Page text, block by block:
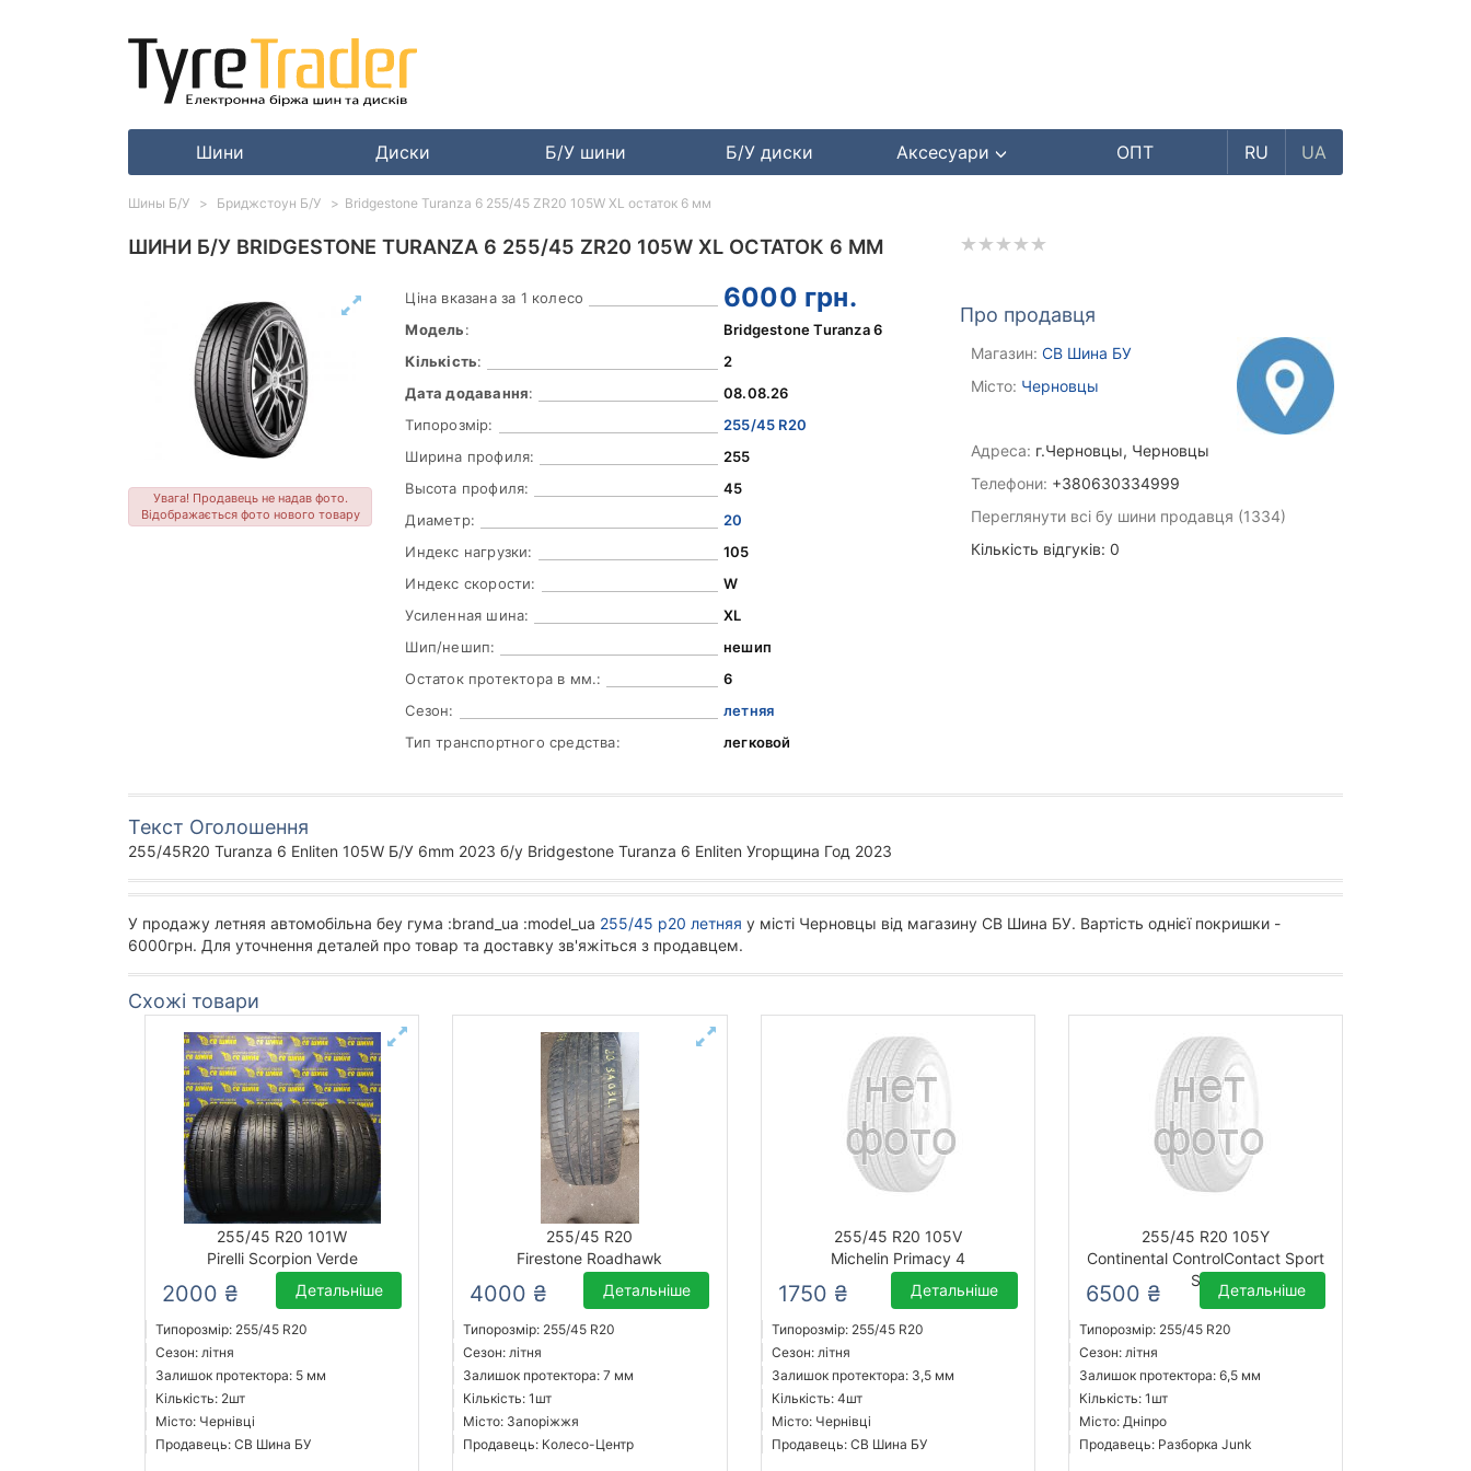
Шини Диски Б/У шини Б/У диски Аксесуари ОПТ RU UA
ШИНИ Б/У BRIDGESTONE TURANZA 6 255/45 ZR20 105W XL ОСТАТОК 6 ММ
Увага! Продавець не надав фото.
Відображається фото нового товару
Ціна вказана за 1 колесо 6000 грн.
Модель:
Bridgestone Turanza 6
Кількість:
2
Дата додавання:
08.08.26
Типорозмір:
255/45 R20
Ширина профиля:
255
Высота профиля:
45
Диаметр:
20
Индекс нагрузки:
105
Индекс скорости:
W
Усиленная шина:
XL
Шип/нешип:
нешип
Остаток протектора в мм.:
6
Сезон:
летняя
Тип транспортного средства:
легковой
Про продавця
Магазин: СВ Шина БУ
Місто: Черновцы
Адреса: г.Черновцы, Черновцы
Телефони: +380630334999
Переглянути всі бу шини продавця (1334)
Кількість відгуків: 0
Текст Оголошення
255/45R20 Turanza 6 Enliten 105W Б/У 6mm 2023 б/у Bridgestone Turanza 6 Enliten Угорщина Год 2023
У продажу летняя автомобільна беу гума :brand_ua :model_ua 255/45 р20 летняя у місті Черновцы від магазину СВ Шина БУ. Вартість однієї покришки -
6000грн. Для уточнення деталей про товар та доставку зв'яжіться з продавцем.
Схожі товари
255/45 R20 101W
Pirelli Scorpion Verde
2000 ₴ Детальніше
Типорозмір: 255/45 R20
Сезон: літня
Залишок протектора: 5 мм
Кількість: 2шт
Місто: Чернівці
Продавець: СВ Шина БУ
255/45 R20
Firestone Roadhawk
4000 ₴ Детальніше
Типорозмір: 255/45 R20
Сезон: літня
Залишок протектора: 7 мм
Кількість: 1шт
Місто: Запоріжжя
Продавець: Колесо-Центр
255/45 R20 105V
Michelin Primacy 4
1750 ₴ Детальніше
Типорозмір: 255/45 R20
Сезон: літня
Залишок протектора: 3,5 мм
Кількість: 4шт
Місто: Чернівці
Продавець: СВ Шина БУ
255/45 R20 105Y
Continental ControlContact Sport
SRS
6500 ₴ Детальніше
Типорозмір: 255/45 R20
Сезон: літня
Залишок протектора: 6,5 мм
Кількість: 1шт
Місто: Дніпро
Продавець: Разборка Junk
Шины Б/У Бриджстоун Б/У Bridgestone Turanza 6 255/45 ZR20 105W XL остаток 6 мм